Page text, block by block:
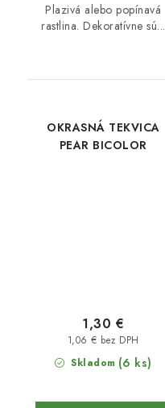
Plazivá alebo popínavá
rastlina. Dekoratívne sú...
OKRASNÁ TEKVICA
PEAR BICOLOR
Skladom (6 ks)
1,06 € bez DPH
1,30 €